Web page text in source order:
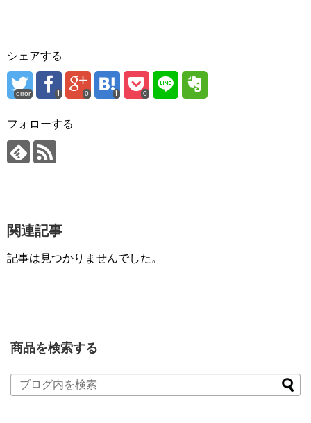
シェアする
error 0 0
フォローする
関連記事
記事は見つかりませんでした。
商品を検索する